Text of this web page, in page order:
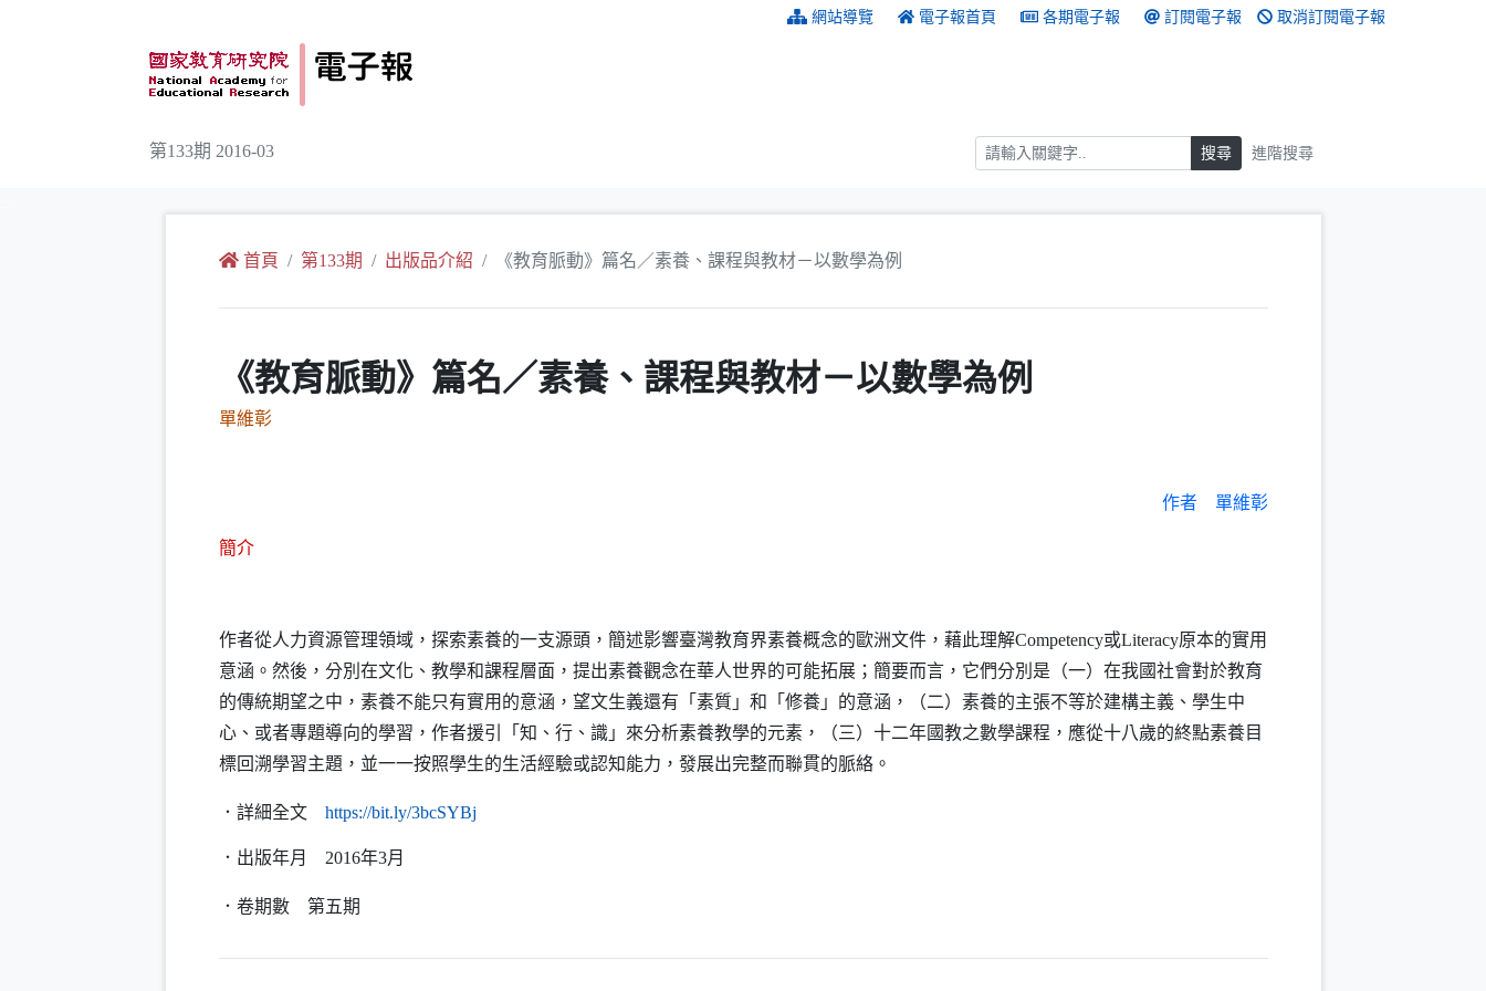
網站導覽 電子報首頁 各期電子報 訂閱電子報 取消訂閱電子報
第133期 2016-03 搜尋 搜尋 進階搜尋
首頁 第133期 出版品介紹 《教育脈動》篇名／素養、課程與教材－以數學為例
《教育脈動》篇名／素養、課程與教材－以數學為例
單維彰
作者 單維彰
簡介
作者從人力資源管理領域，探索素養的一支源頭，簡述影響臺灣教育界素養概念的歐洲文件，藉此理解Competency或Literacy原本的實用
意涵。然後，分別在文化、教學和課程層面，提出素養觀念在華人世界的可能拓展；簡要而言，它們分別是（一）在我國社會對於教育
的傳統期望之中，素養不能只有實用的意涵，望文生義還有「素質」和「修養」的意涵，（二）素養的主張不等於建構主義、學生中
心、或者專題導向的學習，作者援引「知、行、識」來分析素養教學的元素，（三）十二年國教之數學課程，應從十八歲的終點素養目
標回溯學習主題，並一一按照學生的生活經驗或認知能力，發展出完整而聯貫的脈絡。
．詳細全文 https://bit.ly/3bcSYBj（另開新視窗）
．出版年月 2016年3月
．卷期數 第五期